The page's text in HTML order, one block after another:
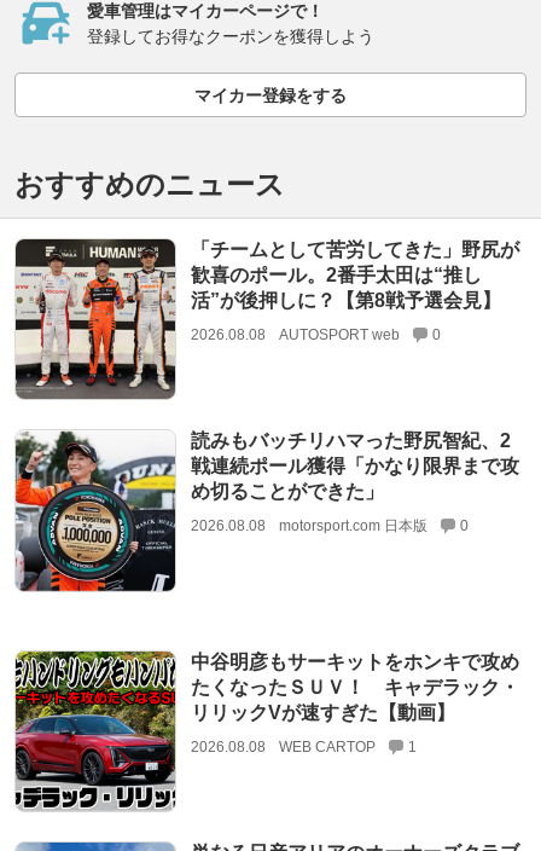
愛車管理はマイカーページで！
登録してお得なクーポンを獲得しよう
マイカー登録をする
おすすめのニュース
「チームとして苦労してきた」野尻が
歓喜のポール。2番手太田は“推し
活”が後押しに？【第8戦予選会見】
2026.08.08 AUTOSPORT web 0
読みもバッチリハマった野尻智紀、2
戦連続ポール獲得「かなり限界まで攻
め切ることができた」
2026.08.08 motorsport.com 日本版 0
中谷明彦もサーキットをホンキで攻め
たくなったＳＵＶ！ キャデラック・
リリックVが速すぎた【動画】
2026.08.08 WEB CARTOP 1